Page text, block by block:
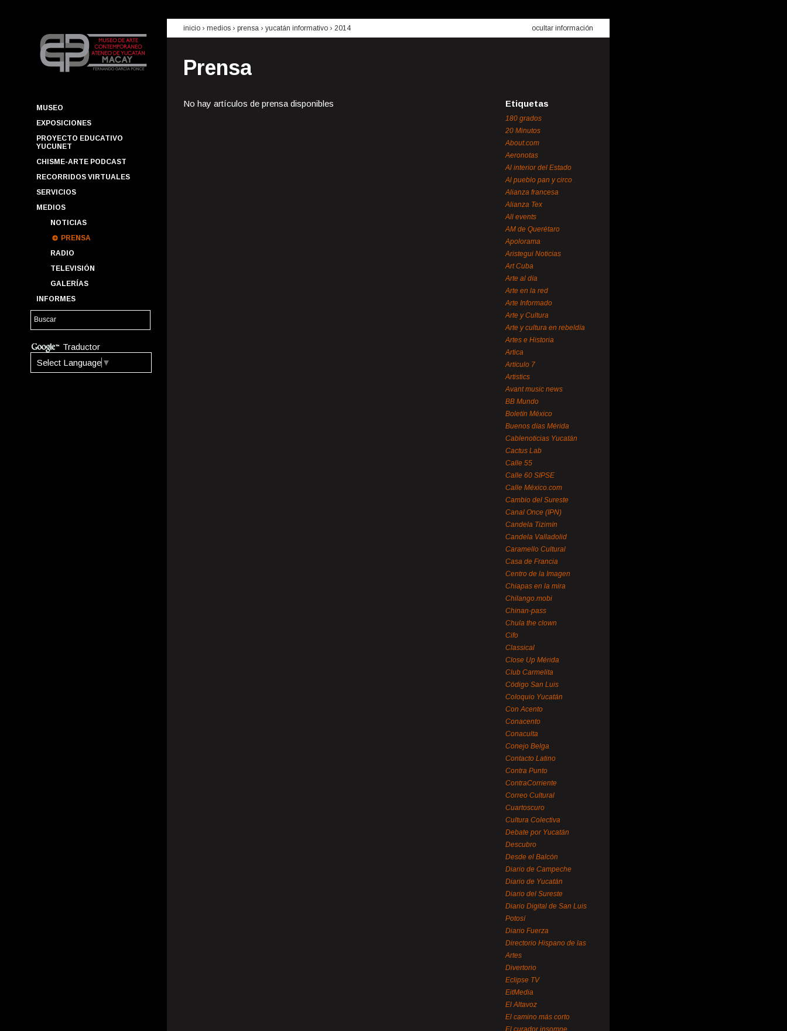
MUSEO
EXPOSICIONES
PROYECTO EDUCATIVO
YUCUNET
CHISME-ARTE PODCAST
RECORRIDOS VIRTUALES
SERVICIOS
MEDIOS
NOTICIAS
PRENSA
RADIO
TELEVISIÓN
GALERÍAS
INFORMES
Traductor
Select Language ▼
inicio › medios › prensa › yucatán informativo › 2014 ocultar información
Prensa
No hay artículos de prensa disponibles Etiquetas
180 grados
20 Minutos
About.com
Aeronotas
Al interior del Estado
Al pueblo pan y circo
Alianza francesa
Alianza Tex
All events
AM de Querétaro
Apolorama
Aristegui Noticias
Art Cuba
Arte al día
Arte en la red
Arte Informado
Arte y Cultura
Arte y cultura en rebeldía
Artes e Historia
Artica
Artículo 7
Artistics
Avant music news
BB Mundo
Boletín México
Buenos días Mérida
Cablenoticias Yucatán
Cactus Lab
Calle 55
Calle 60 SIPSE
Calle México.com
Cambio del Sureste
Canal Once (IPN)
Candela Tizimín
Candela Valladolid
Caramello Cultural
Casa de Francia
Centro de la Imagen
Chiapas en la mira
Chilango.mobi
Chinan-pass
Chula the clown
Cifo
Classical
Close Up Mérida
Club Carmelita
Código San Luis
Coloquio Yucatán
Con Acento
Conacento
Conaculta
Conejo Belga
Contacto Latino
Contra Punto
ContraCorriente
Correo Cultural
Cuartoscuro
Cultura Colectiva
Debate por Yucatán
Descubro
Desde el Balcón
Diario de Campeche
Diario de Yucatán
Diario del Sureste
Diario Digital de San Luis
Potosí
Diario Fuerza
Directorio Hispano de las
Artes
Divertorio
Eclipse TV
EitMedia
El Altavoz
El camino más corto
El curador insomne